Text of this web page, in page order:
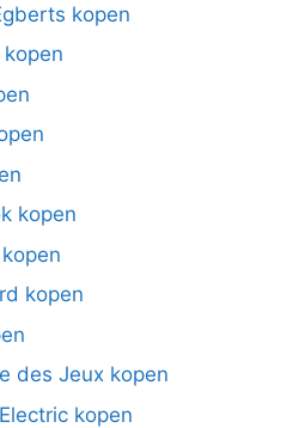
kopen
kopen
kopen
des Jeux kopen
kopen